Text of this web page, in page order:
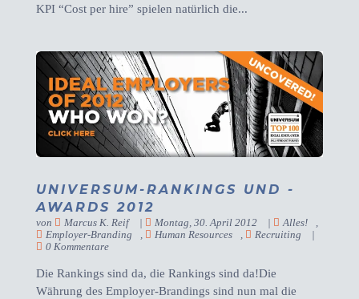
KPI “Cost per hire” spielen natürlich die...
UNIVERSUM-RANKINGS UND -
AWARDS 2012
von Marcus K. Reif | Montag, 30. April 2012 | Alles!
,
Employer-Branding
, Human Resources , Recruiting
|
0 Kommentare
Die Rankings sind da, die Rankings sind da!Die
Währung des Employer-Brandings sind nun mal die